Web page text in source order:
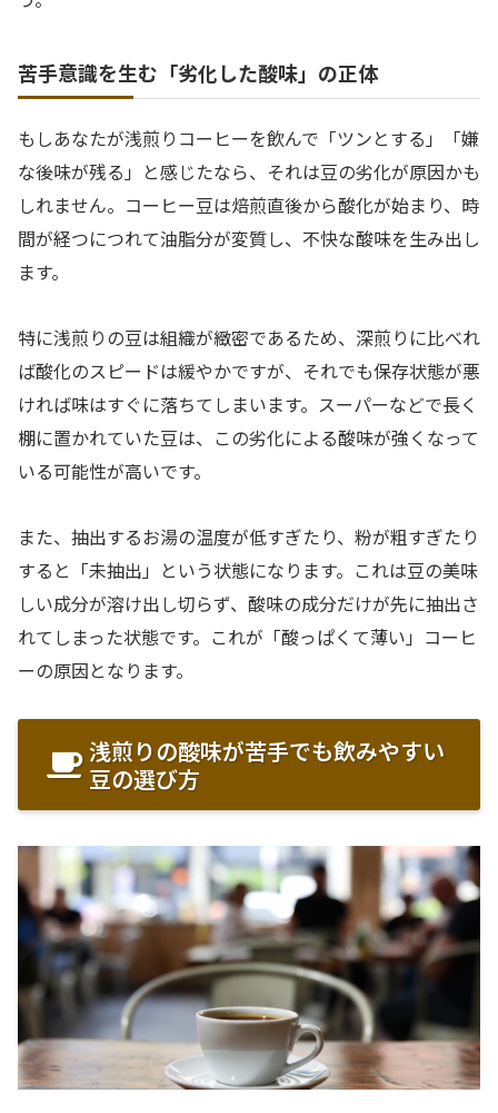
苦手意識を生む「劣化した酸味」の正体
もしあなたが浅煎りコーヒーを飲んで「ツンとする」「嫌
な後味が残る」と感じたなら、それは豆の劣化が原因かも
しれません。コーヒー豆は焙煎直後から酸化が始まり、時
間が経つにつれて油脂分が変質し、不快な酸味を生み出し
ます。
特に浅煎りの豆は組織が緻密であるため、深煎りに比べれ
ば酸化のスピードは緩やかですが、それでも保存状態が悪
ければ味はすぐに落ちてしまいます。スーパーなどで長く
棚に置かれていた豆は、この劣化による酸味が強くなって
いる可能性が高いです。
また、抽出するお湯の温度が低すぎたり、粉が粗すぎたり
すると「未抽出」という状態になります。これは豆の美味
しい成分が溶け出し切らず、酸味の成分だけが先に抽出さ
れてしまった状態です。これが「酸っぱくて薄い」コーヒ
ーの原因となります。
浅煎りの酸味が苦手でも飲みやすい
豆の選び方